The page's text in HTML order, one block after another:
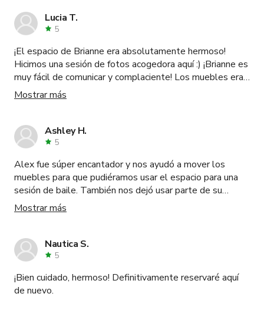
Lucia T.
5
¡El espacio de Brianne era absolutamente hermoso!
Hicimos una sesión de fotos acogedora aquí :) ¡Brianne es
muy fácil de comunicar y complaciente! Los muebles eran
muy lindos y perfectos para nuestra sesión. Como fue un
día nublado, sentí que la luz natural casi no era suficiente,
perfecto.
Mostrar más
Ashley H.
5
Alex fue súper encantador y nos ayudó a mover los
muebles para que pudiéramos usar el espacio para una
sesión de baile. También nos dejó usar parte de su
iluminación, lo cual fue increíble. El espacio era un poco
más pequeño de ancho de lo que esperábamos, pero lo
Recomendaría este espacio al 100%.
Mostrar más
Nautica S.
5
¡Bien cuidado, hermoso! Definitivamente reservaré aquí
de nuevo.